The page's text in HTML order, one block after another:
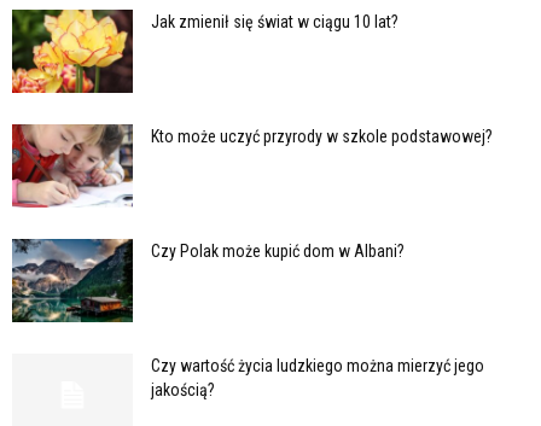
Jak zmienił się świat w ciągu 10 lat?
Kto może uczyć przyrody w szkole podstawowej?
Czy Polak może kupić dom w Albani?
Czy wartość życia ludzkiego można mierzyć jego
jakością?